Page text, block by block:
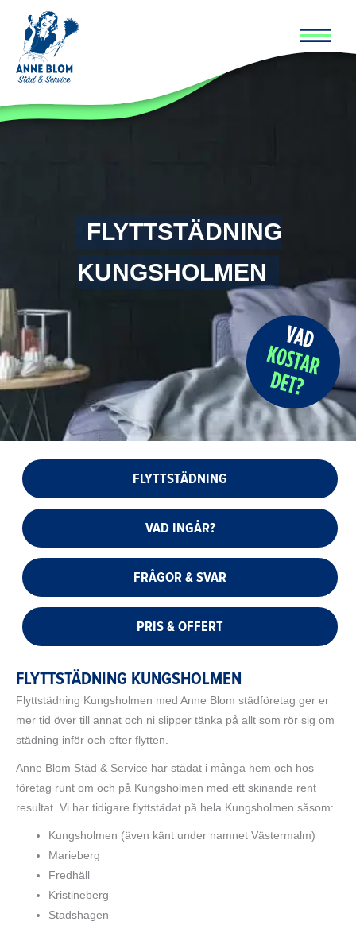
FLYTTSTÄDNING
KUNGSHOLMEN
FLYTTSTÄDNING
VAD INGÅR?
FRÅGOR & SVAR
PRIS & OFFERT
FLYTTSTÄDNING KUNGSHOLMEN
Flyttstädning Kungsholmen med Anne Blom städföretag ger er
mer tid över till annat och ni slipper tänka på allt som rör sig om
städning inför och efter flytten.
Anne Blom Städ & Service har städat i många hem och hos
företag runt om och på Kungsholmen med ett skinande rent
resultat. Vi har tidigare flyttstädat på hela Kungsholmen såsom:
Kungsholmen (även känt under namnet Västermalm)
Marieberg
Fredhäll
Kristineberg
Stadshagen